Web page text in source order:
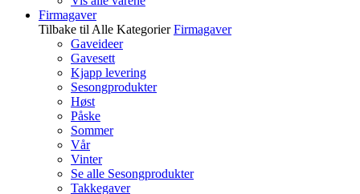
Firmagaver
Tilbake til Alle Kategorier Firmagaver
Gaveideer
Gavesett
Kjapp levering
Sesongprodukter
Høst
Påske
Sommer
Vår
Vinter
Se alle Sesongprodukter
Takkegaver